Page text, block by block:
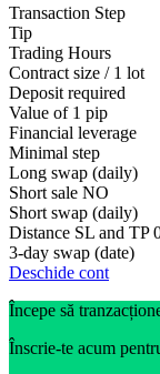
Transaction Step
Tip
Trading Hours
Contract size / 1 lot
Deposit required
Value of 1 pip
Financial leverage
Minimal step
Long swap (daily)
Short sale NO
Short swap (daily)
Distance SL and TP
3-day swap (date)
Deschide cont
Începe să
Înscrie-te acum